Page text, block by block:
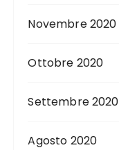
Novembre 2020
Ottobre 2020
Settembre 2020
Agosto 2020